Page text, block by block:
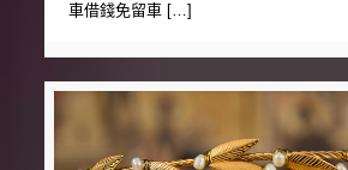
車借錢免留車 […]